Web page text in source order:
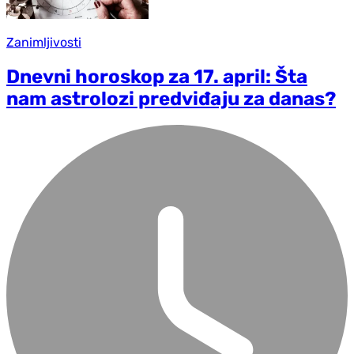
Zanimljivosti
Dnevni horoskop za 17. april: Šta
nam astrolozi predviđaju za danas?